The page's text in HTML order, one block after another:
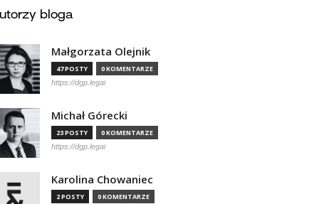
bloga
Małgorzata Olejnik
47 POSTY 0 KOMENTARZE
https://dgp.legal
Michał Górecki
23 POSTY 0 KOMENTARZE
https://dgp.legal
Karolina Chowaniec
2 POSTY 0 KOMENTARZE